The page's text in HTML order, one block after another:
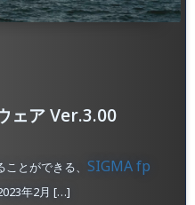
ェア Ver.3.00
とができる、 SIGMA fp
年2月 […]